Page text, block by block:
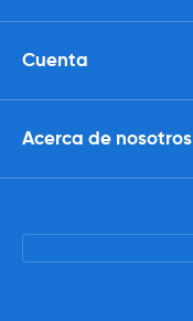
Cuenta
Acerca de nosotros